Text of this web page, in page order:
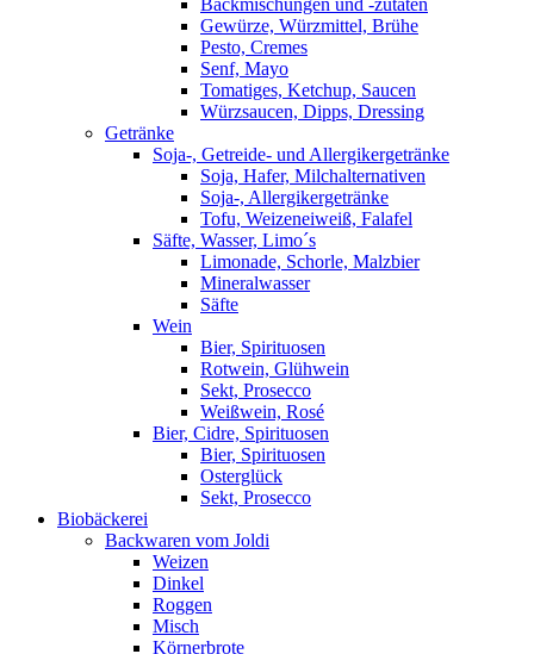
Backmischungen und -zutaten
Gewürze, Würzmittel, Brühe
Pesto, Cremes
Senf, Mayo
Tomatiges, Ketchup, Saucen
Würzsaucen, Dipps, Dressing
Getränke
Soja-, Getreide- und Allergikergetränke
Soja, Hafer, Milchalternativen
Soja-, Allergikergetränke
Tofu, Weizeneiweiß, Falafel
Säfte, Wasser, Limo´s
Limonade, Schorle, Malzbier
Mineralwasser
Säfte
Wein
Bier, Spirituosen
Rotwein, Glühwein
Sekt, Prosecco
Weißwein, Rosé
Bier, Cidre, Spirituosen
Bier, Spirituosen
Osterglück
Sekt, Prosecco
Biobäckerei
Backwaren vom Joldi
Weizen
Dinkel
Roggen
Misch
Körnerbrote